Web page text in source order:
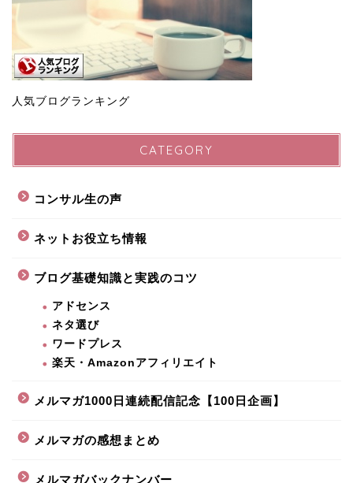
人気ブログランキング
CATEGORY
コンサル生の声
ネットお役立ち情報
ブログ基礎知識と実践のコツ
アドセンス
ネタ選び
ワードプレス
楽天・Amazonアフィリエイト
メルマガ1000日連続配信記念【100日企画】
メルマガの感想まとめ
メルマガバックナンバー